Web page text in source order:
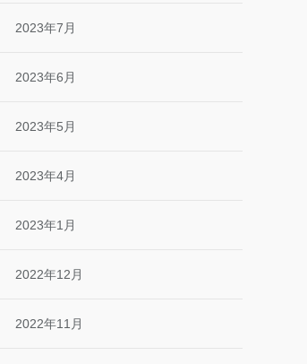
2023年7月
2023年6月
2023年5月
2023年4月
2023年1月
2022年12月
2022年11月